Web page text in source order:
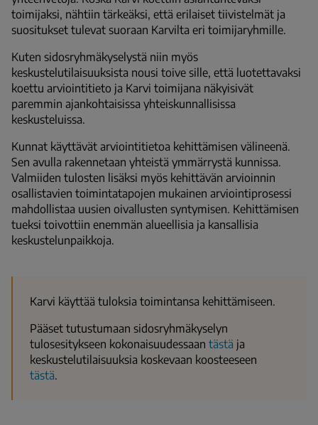
toimijaksi, nähtiin tärkeäksi, että erilaiset tiivistelmät ja
suositukset tulevat suoraan Karvilta eri toimijaryhmille.
Kuten sidosryhmäkyselystä niin myös
keskustelutilaisuuksista nousi toive sille, että luotettavaksi
koettu arviointitieto ja Karvi toimijana näkyisivät
paremmin ajankohtaisissa yhteiskunnallisissa
keskusteluissa.
Kunnat käyttävät arviointitietoa kehittämisen välineenä.
Sen avulla rakennetaan yhteistä ymmärrystä kunnissa.
Valmiiden tulosten lisäksi myös kehittävän arvioinnin
osallistavien toimintatapojen mukainen arviointiprosessi
mahdollistaa uusien oivallusten syntymisen. Kehittämisen
tueksi toivottiin enemmän alueellisia ja kansallisia
keskustelunpaikkoja.
Karvi käyttää tuloksia toimintansa kehittämiseen.
Pääset tutustumaan sidosryhmäkyselyn
tulosesitykseen kokonaisuudessaan tästä ja
keskustelutilaisuuksia koskevaan koosteeseen
tästä.